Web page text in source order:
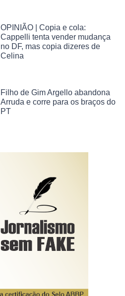
OPINIÃO | Copia e cola:
Cappelli tenta vender mudança
no DF, mas copia dizeres de
Celina
Filho de Gim Argello abandona
Arruda e corre para os braços do
PT